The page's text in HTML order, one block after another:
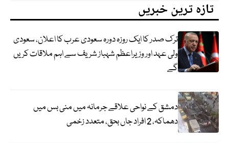
تازہ ترین خبریں
ترک صدر کا ایک روزہ دورہ سعودی عرب کا اعلان، سعودی
ولی عہد اور وزیراعظم شہباز شریف سے اہم ملاقات کریں
گے
دمشق کے نواحی علاقے جرمانہ میں منی بس میں
دھماکہ، 2 افراد جاں بحق، متعدد زخمی